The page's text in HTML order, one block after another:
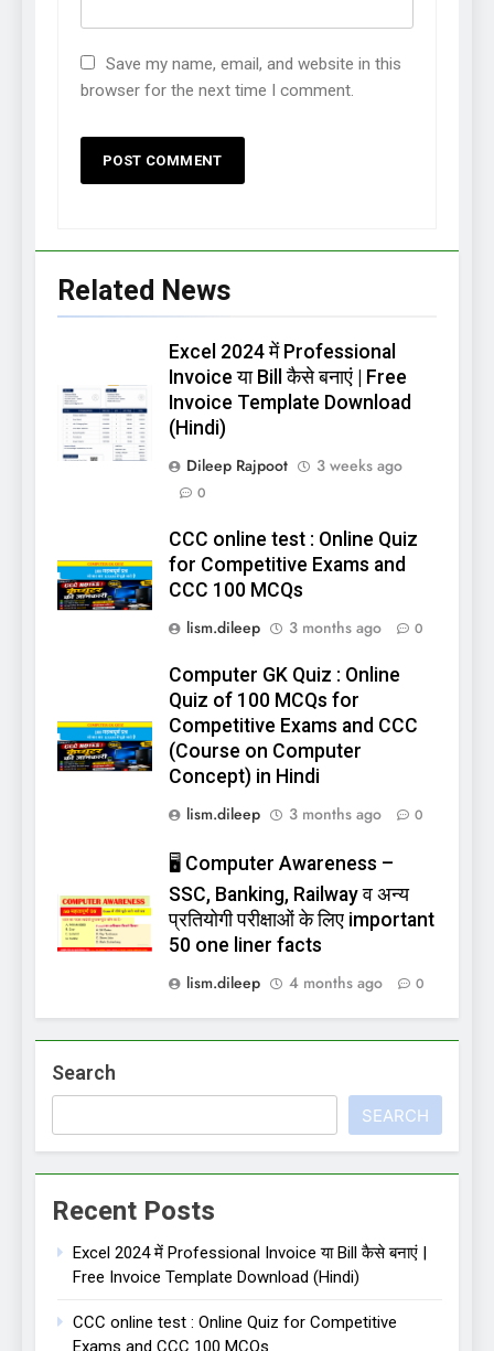
Save my name, email, and website in this
browser for the next time I comment.
Related News
Excel 2024 में Professional
Invoice या Bill कैसे बनाएं | Free
Invoice Template Download
(Hindi)
Dileep Rajpoot
3 weeks ago
0
CCC online test : Online Quiz
for Competitive Exams and
CCC 100 MCQs
lism.dileep
3 months ago 0
Computer GK Quiz : Online
Quiz of 100 MCQs for
Competitive Exams and CCC
(Course on Computer
Concept) in Hindi
lism.dileep
3 months ago 0
🖥️ Computer Awareness –
SSC, Banking, Railway व अन्य
प्रतियोगी परीक्षाओं के लिए important
50 one liner facts
lism.dileep
4 months ago 0
Search
SEARCH
Recent Posts
Excel 2024 में Professional Invoice या Bill कैसे बनाएं |
Free Invoice Template Download (Hindi)
CCC online test : Online Quiz for Competitive
Exams and CCC 100 MCQs